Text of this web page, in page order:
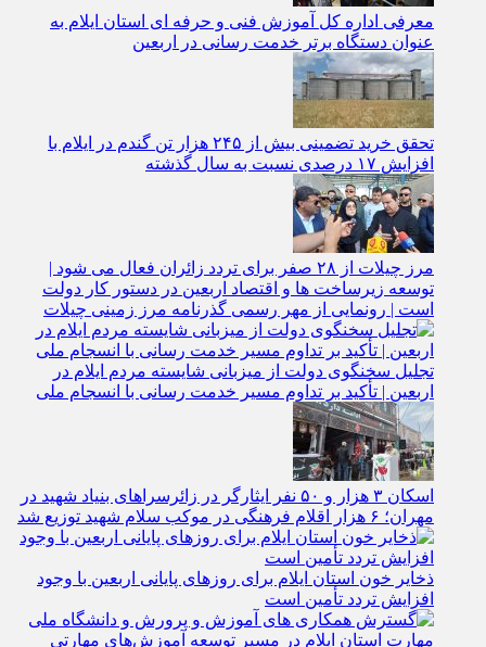
معرفی اداره کل آموزش فنی و حرفه‌ ای استان ایلام به‌
عنوان دستگاه برتر خدمت‌ رسانی در اربعین
تحقق خرید تضمینی بیش از ۲۴۵ هزار تن گندم در ایلام با
افزایش ۱۷ درصدی نسبت به سال گذشته
مرز چیلات از ۲۸ صفر برای تردد زائران فعال می‌ شود |
توسعه زیرساخت‌ ها و اقتصاد اربعین در دستور کار دولت
است | رونمایی از مهر رسمی گذرنامه مرز زمینی چیلات
تجلیل سخنگوی دولت از میزبانی شایسته مردم ایلام در
اربعین | تأکید بر تداوم مسیر خدمت‌ رسانی با انسجام ملی
اسکان ۳ هزار و ۵۰ نفر ایثارگر در زائرسراهای بنیاد شهید در
مهران؛ ۶ هزار اقلام فرهنگی در موکب سلام شهید توزیع شد
ذخایر خون استان ایلام برای روزهای پایانی اربعین با وجود
افزایش تردد تأمین است